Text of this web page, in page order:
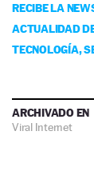
RECIBE LA
ACTUALIDAD
TECNOLOGÍA,
ARCHIVADO EN
Viral Internet